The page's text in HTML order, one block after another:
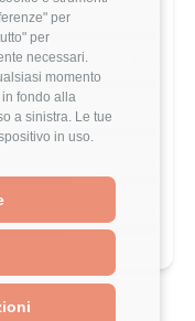
per
per
necessari.
momento
fondo alla
a sinistra. Le tue
in uso.
e
di questo